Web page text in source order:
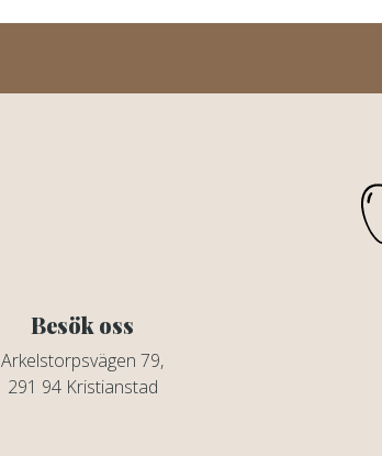
Besök oss
Arkelstorpsvägen 79,
291 94 Kristianstad